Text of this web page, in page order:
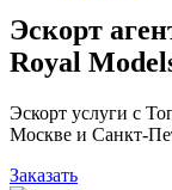
Эскорт
Royal
Эскорт услуги с
Москве и Санкт-
Заказать